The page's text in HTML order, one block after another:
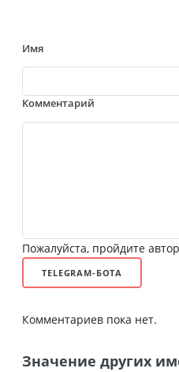
Имя
Комментарий
Пожалуйста, пройдите
TELEGRAM-БОТА
Комментариев пока нет.
Значение других